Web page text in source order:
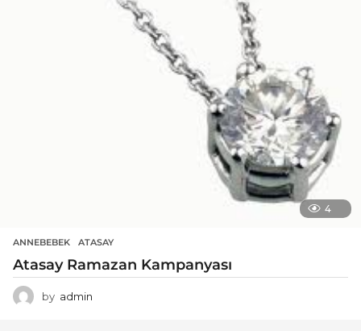
4
ANNEBEBEK ATASAY
Atasay Ramazan Kampanyası
by admin